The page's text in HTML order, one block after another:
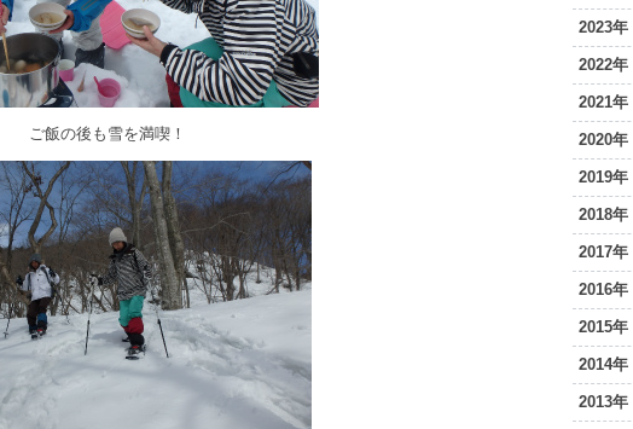
ご飯の後も雪を満喫！
2023年
2022年
2021年
2020年
2019年
2018年
2017年
2016年
2015年
2014年
2013年